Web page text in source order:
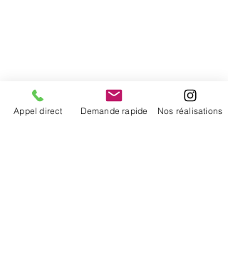
Appel direct Demande rapide Nos réalisations